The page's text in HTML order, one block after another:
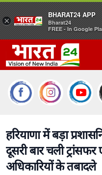
हरियाणा में बड़ा
दूसरी बार चली
अधिकारियों के तबादले
×
BHARAT24 APP
Bharat24
FREE - In Google